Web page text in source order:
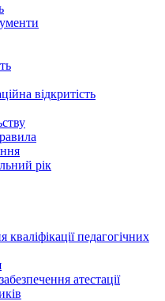
відкритість
рік
кваліфікації педагогічних
атестації